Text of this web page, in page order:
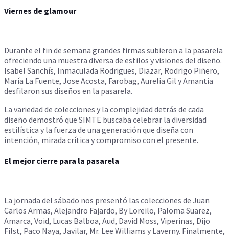
Viernes de glamour
Durante el fin de semana grandes firmas subieron a la pasarela
ofreciendo una muestra diversa de estilos y visiones del diseño.
Isabel Sanchís, Inmaculada Rodrigues, Diazar, Rodrigo Piñero,
María La Fuente, Jose Acosta, Farobag, Aurelia Gil y Amantia
desfilaron sus diseños en la pasarela.
La variedad de colecciones y la complejidad detrás de cada
diseño demostró que SIMTE buscaba celebrar la diversidad
estilística y la fuerza de una generación que diseña con
intención, mirada crítica y compromiso con el presente.
El mejor cierre para la pasarela
La jornada del sábado nos presentó las colecciones de Juan
Carlos Armas, Alejandro Fajardo, By Loreilo, Paloma Suarez,
Amarca, Void, Lucas Balboa, Aud, David Moss, Viperinas, Dijo
Filst, Paco Naya, Javilar, Mr. Lee Williams y Laverny. Finalmente,